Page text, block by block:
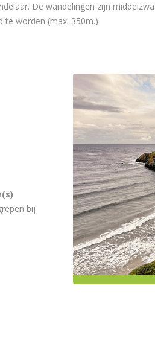
De wandelingen zijn
te worden (max. 350m.)
bij